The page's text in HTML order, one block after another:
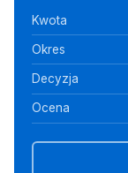
Kwota
Okres
Decyzja
Ocena